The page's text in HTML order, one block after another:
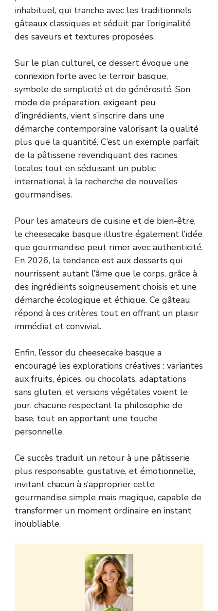
inhabituel, qui tranche avec les traditionnels
gâteaux classiques et séduit par l’originalité
des saveurs et textures proposées.
Sur le plan culturel, ce dessert évoque une
connexion forte avec le terroir basque,
symbole de simplicité et de générosité. Son
mode de préparation, exigeant peu
d’ingrédients, vient s’inscrire dans une
démarche contemporaine valorisant la qualité
plus que la quantité. C’est un exemple parfait
de la pâtisserie revendiquant des racines
locales tout en séduisant un public
international à la recherche de nouvelles
gourmandises.
Pour les amateurs de cuisine et de bien-être,
le cheesecake basque illustre également l’idée
que gourmandise peut rimer avec authenticité.
En 2026, la tendance est aux desserts qui
nourrissent autant l’âme que le corps, grâce à
des ingrédients soigneusement choisis et une
démarche écologique et éthique. Ce gâteau
répond à ces critères tout en offrant un plaisir
immédiat et convivial.
Enfin, l’essor du cheesecake basque a
encouragé les explorations créatives : variantes
aux fruits, épices, ou chocolats, adaptations
sans gluten, et versions végétales voient le
jour, chacune respectant la philosophie de
base, tout en apportant une touche
personnelle.
Ce succès traduit un retour à une pâtisserie
plus responsable, gustative, et émotionnelle,
invitant chacun à s’approprier cette
gourmandise simple mais magique, capable de
transformer un moment ordinaire en instant
inoubliable.